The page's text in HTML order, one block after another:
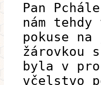
Pan
nám
pokuse
žárovkou
byla v
včelstvo